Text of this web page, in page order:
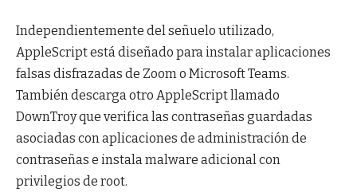
Independientemente del señuelo utilizado,
AppleScript está diseñado para instalar aplicaciones
falsas disfrazadas de Zoom o Microsoft Teams.
También descarga otro AppleScript llamado
DownTroy que verifica las contraseñas guardadas
asociadas con aplicaciones de administración de
contraseñas e instala malware adicional con
privilegios de root.